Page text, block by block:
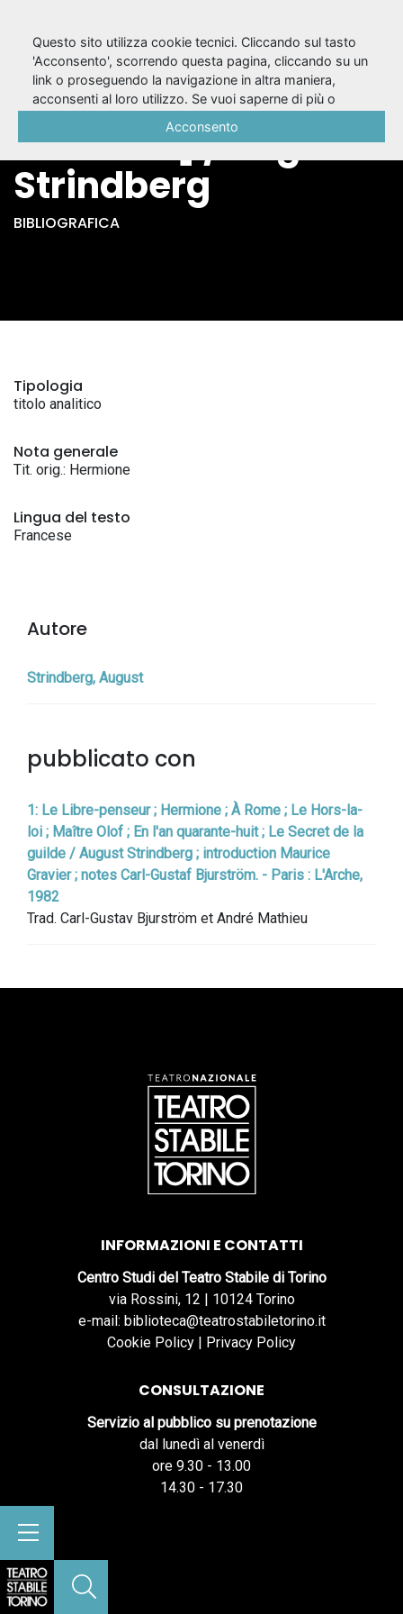
Hermione [in
francese] / August
Strindberg
BIBLIOGRAFICA
Tipologia
titolo analitico
Nota generale
Tit. orig.: Hermione
Lingua del testo
Francese
Autore
Strindberg, August
pubblicato con
1: Le Libre-penseur ; Hermione ; À Rome ; Le Hors-la-
loi ; Maître Olof ; En l'an quarante-huit ; Le Secret de la
guilde / August Strindberg ; introduction Maurice
Gravier ; notes Carl-Gustaf Bjurström. - Paris : L'Arche,
1982
Trad. Carl-Gustav Bjurström et André Mathieu
INFORMAZIONI E CONTATTI
Centro Studi del Teatro Stabile di Torino
via Rossini, 12 | 10124 Torino
e-mail: biblioteca@teatrostabiletorino.it
Cookie Policy | Privacy Policy
CONSULTAZIONE
Servizio al pubblico su prenotazione
dal lunedì al venerdì
ore 9.30 - 13.00
14.30 - 17.30
Questo sito utilizza cookie tecnici. Cliccando sul tasto
'Acconsento', scorrendo questa pagina, cliccando su un
link o proseguendo la navigazione in altra maniera,
acconsenti al loro utilizzo. Se vuoi saperne di più o
Acconsento